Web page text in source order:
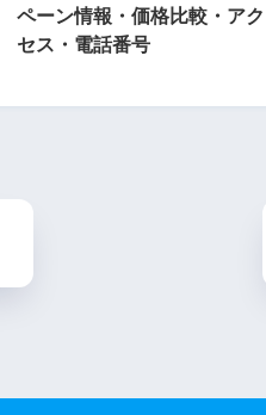
ペーン情報・価格比較・アク
セス・電話番号